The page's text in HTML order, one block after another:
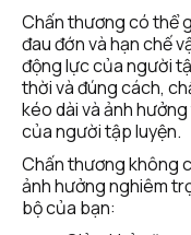
Chấn thương có thể
đau đớn và hạn chế
động lực của người
thời và đúng cách,
kéo dài và ảnh
của người tập luyện.
Chấn thương không
ảnh hưởng nghiêm
bộ của bạn: